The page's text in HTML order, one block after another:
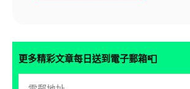
更多精彩文章每日送到電子郵箱📮